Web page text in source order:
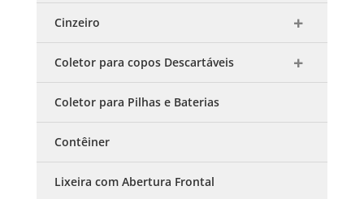
Cinzeiro
Coletor para copos Descartáveis
Coletor para Pilhas e Baterias
Contêiner
Lixeira com Abertura Frontal